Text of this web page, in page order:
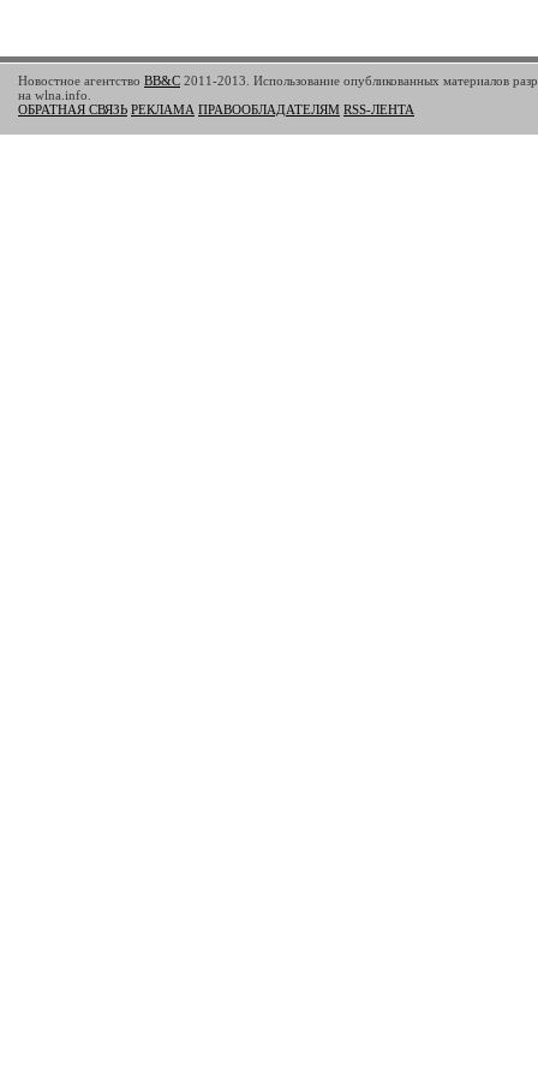
Новостное агентство BB&C 2011-2013. Использование опубликованных материалов
на wlna.info.
ОБРАТНАЯ СВЯЗЬ РЕКЛАМА ПРАВООБЛАДАТЕЛЯМ RSS-ЛЕНТА